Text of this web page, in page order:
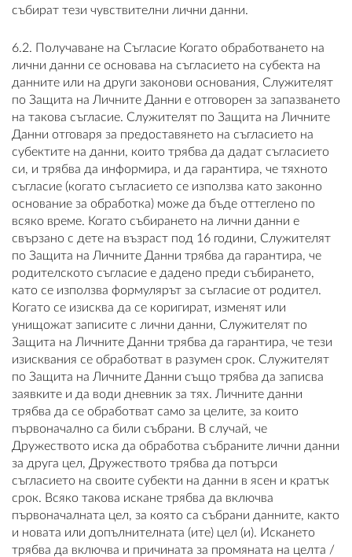
събират тези чувствителни лични данни.
6.2. Получаване на Съгласие Когато обработването на
лични данни се основава на съгласието на субекта на
данните или на други законови основания, Служителят
по Защита на Личните Данни е отговорен за запазването
на такова съгласие. Служителят по Защита на Личните
Данни отговаря за предоставянето на съгласието на
субектите на данни, които трябва да дадат съгласието
си, и трябва да информира, и да гарантира, че тяхното
съгласие (когато съгласието се използва като законно
основание за обработка) може да бъде оттеглено по
всяко време. Когато събирането на лични данни е
свързано с дете на възраст под 16 години, Служителят
по Защита на Личните Данни трябва да гарантира, че
родителското съгласие е дадено преди събирането,
като се използва формулярът за съгласие от родител.
Когато се изисква да се коригират, изменят или
унищожат записите с лични данни, Служителят по
Защита на Личните Данни трябва да гарантира, че тези
изисквания се обработват в разумен срок. Служителят
по Защита на Личните Данни също трябва да записва
заявките и да води дневник за тях. Личните данни
трябва да се обработват само за целите, за които
първоначално са били събрани. В случай, че
Дружеството иска да обработва събраните лични данни
за друга цел, Дружеството трябва да потърси
съгласието на своите субекти на данни в ясен и кратък
срок. Всяко такова искане трябва да включва
първоначалната цел, за която са събрани данните, както
и новата или допълнителната (ите) цел (и). Искането
трябва да включва и причината за промяната на целта /